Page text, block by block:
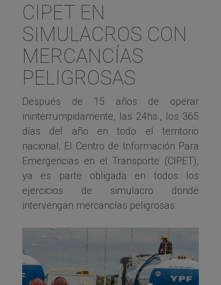
CIPET EN
SIMULACROS CON
MERCANCÍAS
PELIGROSAS
Después de 15 años de operar
ininterrumpidamente, las 24hs., los 365
días del año en todo el territorio
nacional, El Centro de Información Para
Emergencias en el Transporte (CIPET),
ya es parte obligada en todos los
ejercicios de simulacro donde
intervengan mercancías peligrosas.